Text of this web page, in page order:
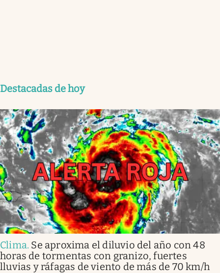
Destacadas de hoy
Clima. Se aproxima el diluvio del año con 48
horas de tormentas con granizo, fuertes
lluvias y ráfagas de viento de más de 70 km/h